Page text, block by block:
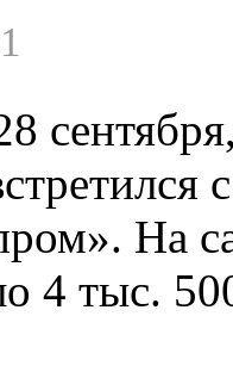
На
4 тыс.